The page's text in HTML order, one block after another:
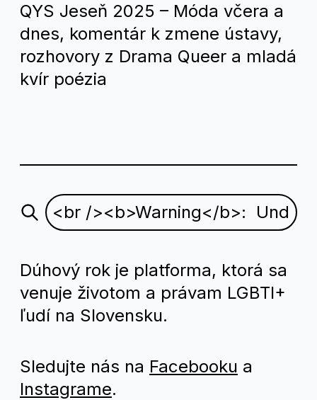
QYS Jeseň 2025 – Móda včera a
dnes, komentár k zmene ústavy,
rozhovory z Drama Queer a mladá
kvír poézia
Dúhový rok je platforma, ktorá sa
venuje životom a právam LGBTI+
ľudí na Slovensku.
Sledujte nás na Facebooku a
Instagrame.